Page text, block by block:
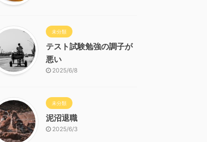
未分類
テスト試験勉強の調子が
悪い
2025/6/8
未分類
泥沼退職
2025/6/3